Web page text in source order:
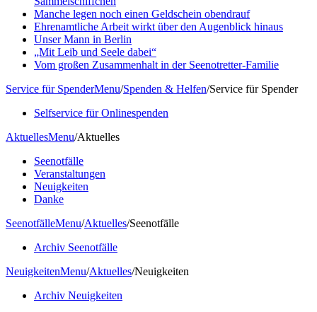
Manche legen noch einen Geldschein obendrauf
Ehrenamtliche Arbeit wirkt über den Augenblick hinaus
Unser Mann in Berlin
„Mit Leib und Seele dabei“
Vom großen Zusammenhalt in der Seenotretter-Familie
Service für SpenderMenu/Spenden & Helfen/Service für Spender
Selfservice für Onlinespenden
AktuellesMenu/Aktuelles
Seenotfälle
Veranstaltungen
Neuigkeiten
Danke
SeenotfälleMenu/Aktuelles/Seenotfälle
Archiv Seenotfälle
NeuigkeitenMenu/Aktuelles/Neuigkeiten
Archiv Neuigkeiten